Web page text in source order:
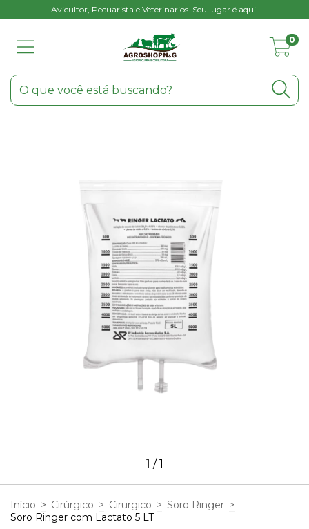
Avicultor, Pecuarista e Veterinarios. Seu lugar é aqui!
0
1 /1
Início > Cirúrgico > Cirurgico > Soro Ringer >
Soro Ringer com Lactato 5 LT